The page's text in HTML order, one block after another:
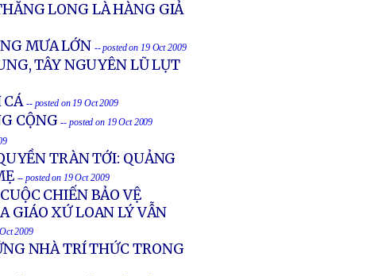
LONG LÀ HÀNG GIẢ
MƯA LỚN -- posted on 19 Oct 2009
TÂY NGUYÊN LŨ LỤT
CÁ -- posted on 19 Oct 2009
CỘNG -- posted on 19 Oct 2009
TRÀN TỚI: QUẢNG
-- posted on 19 Oct 2009
CHIẾN BẢO VỆ
GIÁO XỨ LOAN LÝ VẪN
2009
NHÀ TRÍ THỨC TRONG